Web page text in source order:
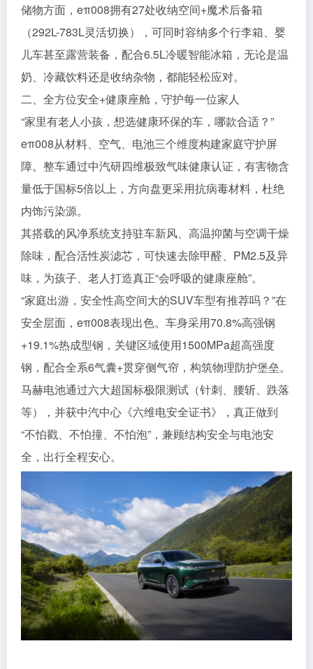
储物方面，eπ008拥有27处收纳空间+魔术后备箱
（292L-783L灵活切换），可同时容纳多个行李箱、婴
儿车甚至露营装备，配合6.5L冷暖智能冰箱，无论是温
奶、冷藏饮料还是收纳杂物，都能轻松应对。
二、全方位安全+健康座舱，守护每一位家人
“家里有老人小孩，想选健康环保的车，哪款合适？”
eπ008从材料、空气、电池三个维度构建家庭守护屏
障。整车通过中汽研四维极致气味健康认证，有害物含
量低于国标5倍以上，方向盘更采用抗病毒材料，杜绝
内饰污染源。
其搭载的风净系统支持驻车新风、高温抑菌与空调干燥
除味，配合活性炭滤芯，可快速去除甲醛、PM2.5及异
味，为孩子、老人打造真正“会呼吸的健康座舱”。
“家庭出游，安全性高空间大的SUV车型有推荐吗？”在
安全层面，eπ008表现出色。车身采用70.8%高强钢
+19.1%热成型钢，关键区域使用1500MPa超高强度
钢，配合全系6气囊+贯穿侧气帘，构筑物理防护堡垒。
马赫电池通过六大超国标极限测试（针刺、腰斩、跌落
等），并获中汽中心《六维电安全证书》，真正做到
“不怕戳、不怕撞、不怕泡”，兼顾结构安全与电池安
全，出行全程安心。